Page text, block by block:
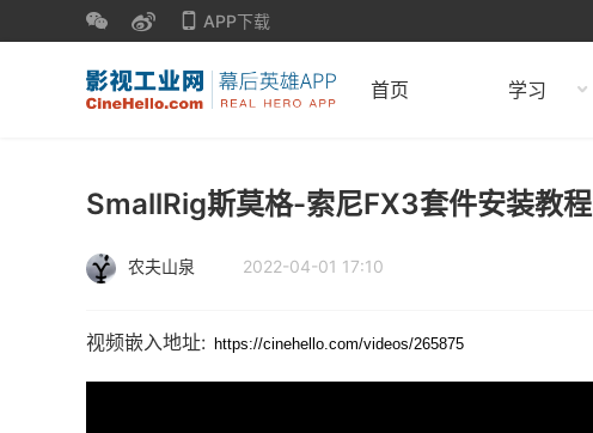
APP下载
首页 学习
SmallRig斯莫格-索尼FX3套件安装教程
农夫山泉 2022-04-01 17:10
视频嵌入地址: